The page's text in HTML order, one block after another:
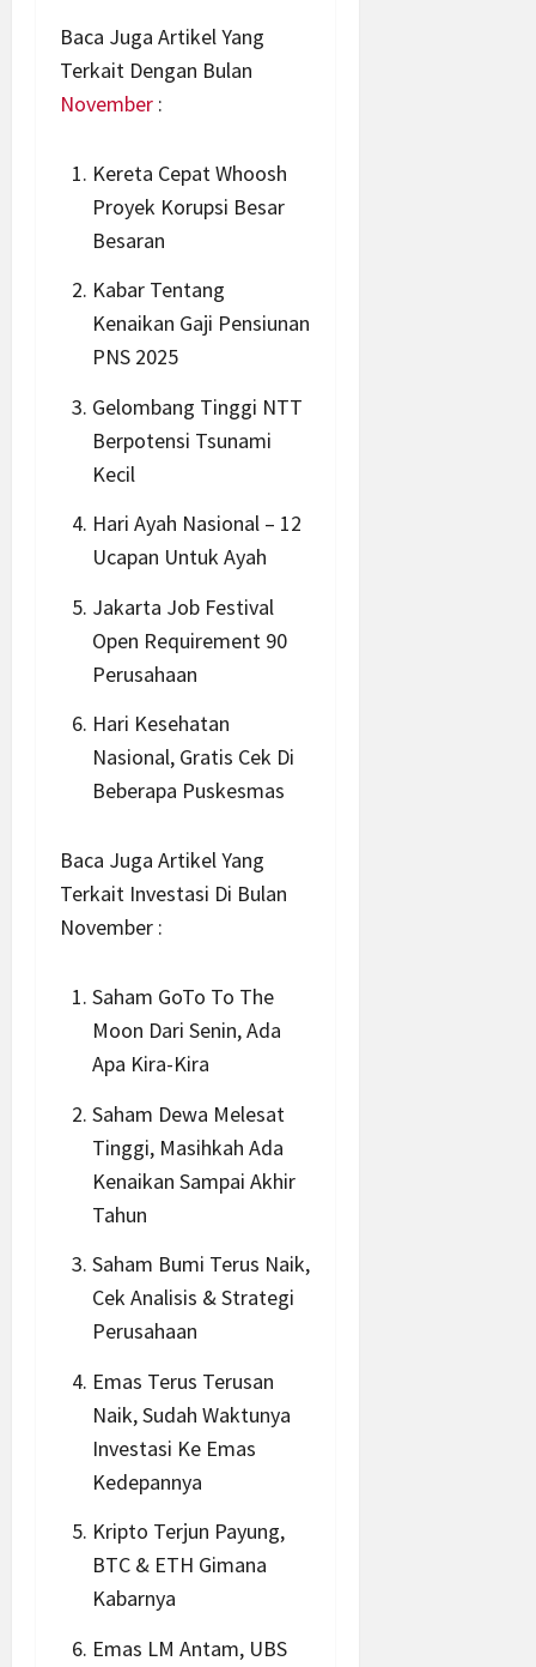
Baca Juga Artikel Yang
Terkait Dengan Bulan
November :
Kereta Cepat Whoosh
Proyek Korupsi Besar
Besaran
Kabar Tentang
Kenaikan Gaji Pensiunan
PNS 2025
Gelombang Tinggi NTT
Berpotensi Tsunami
Kecil
Hari Ayah Nasional – 12
Ucapan Untuk Ayah
Jakarta Job Festival
Open Requirement 90
Perusahaan
Hari Kesehatan
Nasional, Gratis Cek Di
Beberapa Puskesmas
Baca Juga Artikel Yang
Terkait Investasi Di Bulan
November :
Saham GoTo To The
Moon Dari Senin, Ada
Apa Kira-Kira
Saham Dewa Melesat
Tinggi, Masihkah Ada
Kenaikan Sampai Akhir
Tahun
Saham Bumi Terus Naik,
Cek Analisis & Strategi
Perusahaan
Emas Terus Terusan
Naik, Sudah Waktunya
Investasi Ke Emas
Kedepannya
Kripto Terjun Payung,
BTC & ETH Gimana
Kabarnya
Emas LM Antam, UBS